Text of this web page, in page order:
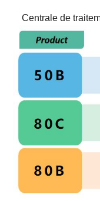
Centrale de